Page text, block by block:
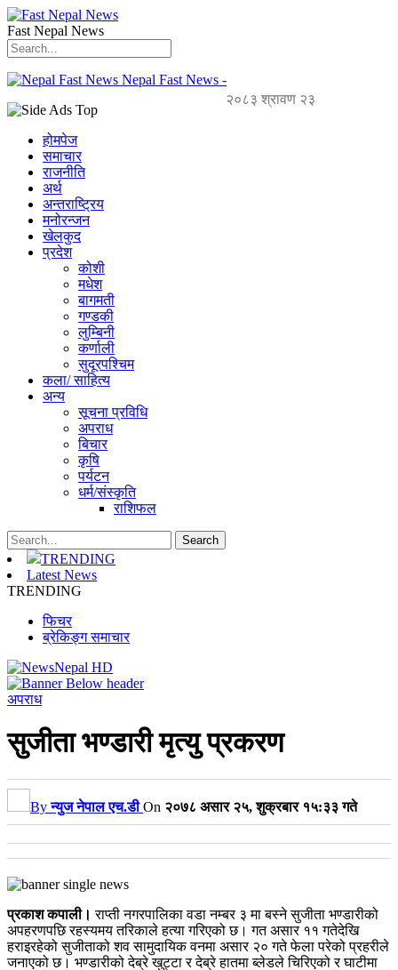
Fast Nepal News
Nepal Fast News -
२०८३ श्रावण २३
होमपेज
समाचार
राजनीति
अर्थ
अन्तराष्ट्रिय
मनोरन्जन
खेलकुद
प्रदेश
कोशी
मधेश
बागमती
गण्डकी
लुम्बिनी
कर्णाली
सुदूरपश्चिम
कला/ साहित्य
अन्य
सूचना प्रविधि
अपराध
बिचार
कृषि
पर्यटन
धर्म/संस्कृति
राशिफल
TRENDING
Latest News
TRENDING
फिचर
ब्रेकिङ्ग समाचार
अपराध
सुजीता भण्डारी मृत्यु प्रकरण
Byन्युज नेपाल एच.डी On २०७८ असार २५, शुक्रबार १५:३३ गते
प्रकाश कपाली। राप्ती नगरपालिका वडा नम्बर ३ मा बस्ने सुजीता भण्डारीको
अपहरणपछि रहस्यमय तरिकाले हत्या गरिएको छ। गत असार ११ गतेदेखि
हराइरहेको सुजीताको शव सामुदायिक वनमा असार २० गते फेला परेको प्रहरीले
जनाएको छ। भण्डारीको देब्रे खुट्टा र देब्रे हातमा ब्लेडले चिरिएको र घाटीमा